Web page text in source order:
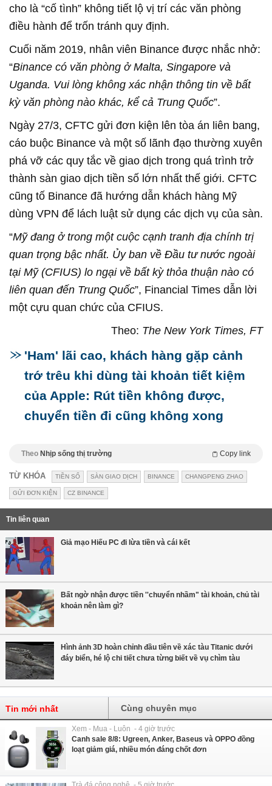
cho là “cố tình” không tiết lộ vị trí các văn phòng
điều hành để trốn tránh quy định.
Cuối năm 2019, nhân viên Binance được nhắc nhở:
“Binance có văn phòng ở Malta, Singapore và
Uganda. Vui lòng không xác nhận thông tin về bất
kỳ văn phòng nào khác, kể cả Trung Quốc”.
Ngày 27/3, CFTC gửi đơn kiện lên tòa án liên bang,
cáo buộc Binance và một số lãnh đạo thường xuyên
phá vỡ các quy tắc về giao dịch trong quá trình trở
thành sàn giao dịch tiền số lớn nhất thế giới. CFTC
cũng tố Binance đã hướng dẫn khách hàng Mỹ
dùng VPN để lách luật sử dụng các dịch vụ của sàn.
“Mỹ đang ở trong một cuộc cạnh tranh địa chính trị
quan trọng bậc nhất. Ủy ban về Đầu tư nước ngoài
tại Mỹ (CFIUS) lo ngại về bất kỳ thỏa thuận nào có
liên quan đến Trung Quốc”, Financial Times dẫn lời
một cựu quan chức của CFIUS.
Theo: The New York Times, FT
'Ham' lãi cao, khách hàng gặp cảnh
trớ trêu khi dùng tài khoản tiết kiệm
của Apple: Rút tiền không được,
chuyển tiền đi cũng không xong
Theo Nhịp sống thị trường Copy link
TỪ KHÓA TIỀN SỐ SÀN GIAO DỊCH BINANCE CHANGPENG ZHAO
GỬI ĐƠN KIỆN CZ BINANCE
Tin liên quan
Giả mạo Hiếu PC đi lừa tiền và cái kết
Bất ngờ nhận được tiền ''chuyển nhầm" tài khoản, chủ tài
khoản nên làm gì?
Hình ảnh 3D hoàn chỉnh đầu tiên về xác tàu Titanic dưới
đáy biển, hé lộ chi tiết chưa từng biết về vụ chìm tàu
Tin mới nhất Cùng chuyên mục
Xem - Mua - Luôn - 4 giờ trước
Canh sale 8/8: Ugreen, Anker, Baseus và OPPO đồng
loạt giảm giá, nhiều món đáng chốt đơn